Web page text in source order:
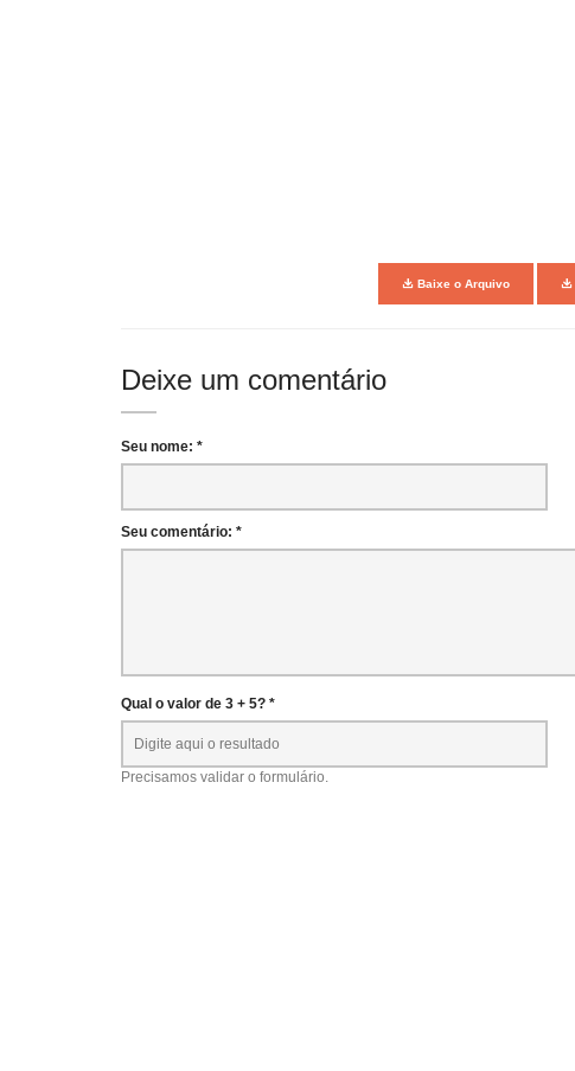
Baixe o Arquivo
Deixe um comentário
Seu nome: *
Seu comentário: *
Qual o valor de 3 + 5? *
Precisamos validar o formulário.